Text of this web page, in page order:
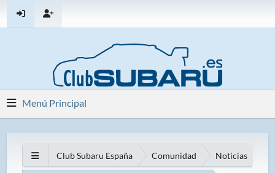
Menú Principal
Club Subaru España Comunidad Noticias